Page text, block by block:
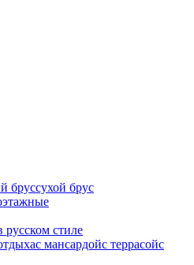
бруссухой брус
русском стиле
с мансардойс террасойс